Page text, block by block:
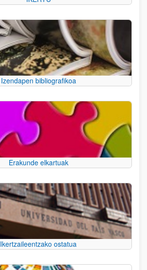
Izendapen bibliografikoa
Erakunde elkartuak
Ikertzaileentzako ostatua